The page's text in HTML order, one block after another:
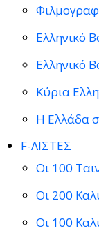
Ελληνικό
Ελληνικό
Κύρια
Η Ελλάδα
F-ΛΙΣΤΕΣ
Οι 100
Οι 200
Οι 100